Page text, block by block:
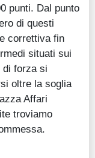
punti. Dal punto
di questi
correttiva fin
situati sui
di forza si
oltre la soglia
Affari
troviamo